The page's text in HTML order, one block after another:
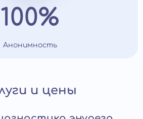
100%
Анонимность
и цены